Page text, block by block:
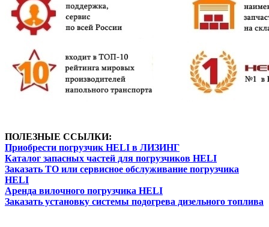
ПОЛЕЗНЫЕ ССЫЛКИ:
Приобрести погрузчик HELI в ЛИЗИНГ
Каталог запасных частей для погрузчиков HELI
Заказать ТО или сервисное обслуживание погрузчика
HELI
Аренда вилочного погрузчика HELI
Заказать установку системы подогрева дизельного топлива